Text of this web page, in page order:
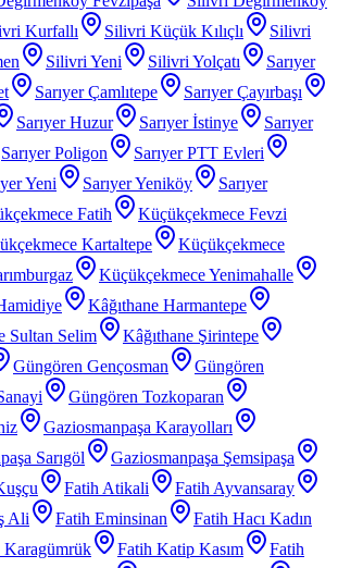
Kurfallı Silivri Küçük Kılıçlı
Silivri
Silivri Yeni Silivri Yolçatı
Sarıyer
Sarıyer Çamlıtepe
Sarıyer Çayırbaşı
Sarıyer Huzur Sarıyer İstinye
Sarıyer
Sarıyer Poligon
Sarıyer PTT Evleri
Yeni Sarıyer Yeniköy
Sarıyer
Fatih
Küçükçekmece Fevzi
Kartaltepe
Küçükçekmece
Küçükçekmece Yenimahalle
Kâğıthane Harmantepe
Sultan Selim
Kâğıthane Şirintepe
Güngören Gençosman
Güngören
Güngören Tozkoparan
Gaziosmanpaşa Karayolları
Sarıgöl
Gaziosmanpaşa Şemsipaşa
Fatih Atikali
Fatih Ayvansaray
Ali Fatih Eminsinan
Fatih Hacı Kadın
Karagümrük Fatih Katip Kasım
Fatih